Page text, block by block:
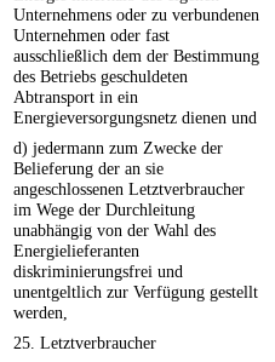
Unternehmens oder zu verbundenen
Unternehmen oder fast
ausschließlich dem der Bestimmung
des Betriebs geschuldeten
Abtransport in ein
Energieversorgungsnetz dienen und
d) jedermann zum Zwecke der
Belieferung der an sie
angeschlossenen Letztverbraucher
im Wege der Durchleitung
unabhängig von der Wahl des
Energielieferanten
diskriminierungsfrei und
unentgeltlich zur Verfügung gestellt
werden,
25. Letztverbraucher